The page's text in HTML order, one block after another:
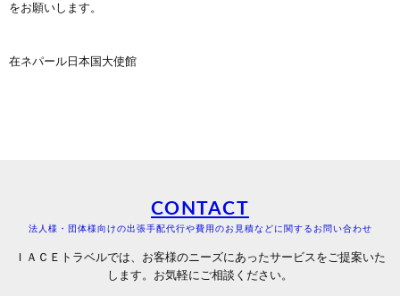
をお願いします。
在ネパール日本国大使館
CONTACT
法人様・団体様向けの出張手配代行や費用のお見積などに関するお問い合わせ
ＩＡＣＥトラベルでは、お客様のニーズにあったサービスをご提案いた
します。お気軽にご相談ください。